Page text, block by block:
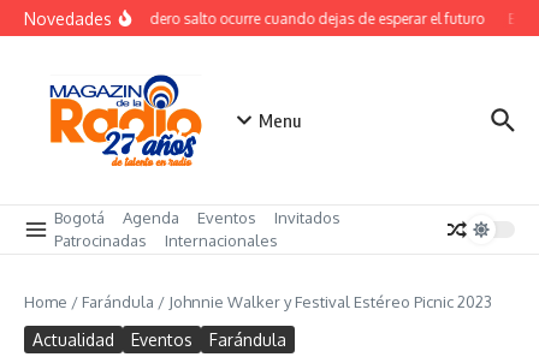
Saltar al contenido
NovedadesEl verdadero salto ocurre cuando dejas de esperar el futuro El
Menu
Bogotá Agenda Eventos
Invitados
Patrocinadas
Internacionales
Home / Farándula / Johnnie Walker y Festival Estéreo Picnic 2023
Actualidad Eventos Farándula